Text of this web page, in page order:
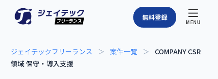
MENU
無料登録
ジェイテックフリーランス ＞ 案件一覧 ＞
COMPANY CSR
領域 保守・導入支援